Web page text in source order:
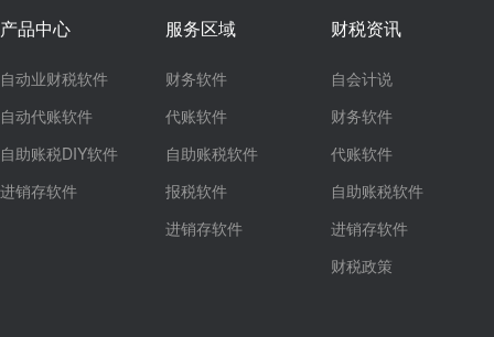
产品中心
自动业财税软件
自动代账软件
自助账税DIY软件
进销存软件
服务区域
财务软件
代账软件
自助账税软件
报税软件
进销存软件
财税资讯
自会计说
财务软件
代账软件
自助账税软件
进销存软件
财税政策